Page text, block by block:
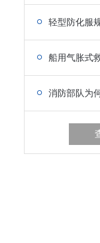
轻型防化服
船用气胀式